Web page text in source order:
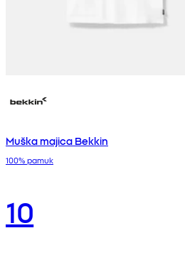
Muška majica Bekkin
100% pamuk
10